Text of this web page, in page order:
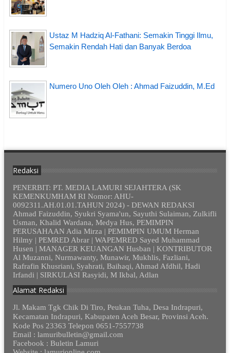
Ustaz M Hadziq Al-Fathani: Semakin Tinggi Ilmu,
Semakin Rendah Hati dan Banyak Berdoa
Numero Uno Oleh Oleh : Ahmad Faizuddin, M.Ed
Redaksi
PENERBIT: PT. MEDIA LAMURI SEJAHTERA (SK
KEMENKUMHAM RI Nomor: AHU-
0092311.AH.01.01.TAHUN 2024) - DEWAN REDAKSI
Ahmad Faizuddin, Syukri Syama'un, Sayuthi Sulaiman, Zulkifli
Usman, Khalid Wardana, Medya Hus, PEMIMPIN
PERUSAHAAN Adia Mirza | PEMIMPIN UMUM Herman
Hilmy | PEMRED Abrar | WAPEMRED Sayed Muhammad
Husen | MANAGER KEUANGAN Husban | KONTRIBUTOR
Al Muzanni, Nurmawanty, Munawir, Mukhlis, Fazliani,
Rafrafin Khusriani, Syahrati, Baihaqi, Ahmad Afdhil, Hadi
Irfandi | SIRKULASI Rasyidi, M Ikbal, Adlan
Alamat Redaksi
Jl. Makam Tgk Chik Di Tiro, Peukan Tuha, Desa Indrapuri,
Kecamatan Indrapuri, Kabupaten Aceh Besar, Provinsi Aceh.
Kode Pos 23363 Telepon 0651-7557738
Email : lamuribulletin@gmail.com
Facebook : Buletin Lamuri